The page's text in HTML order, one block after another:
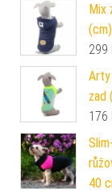
Mix
299
Arty
zad
176
40